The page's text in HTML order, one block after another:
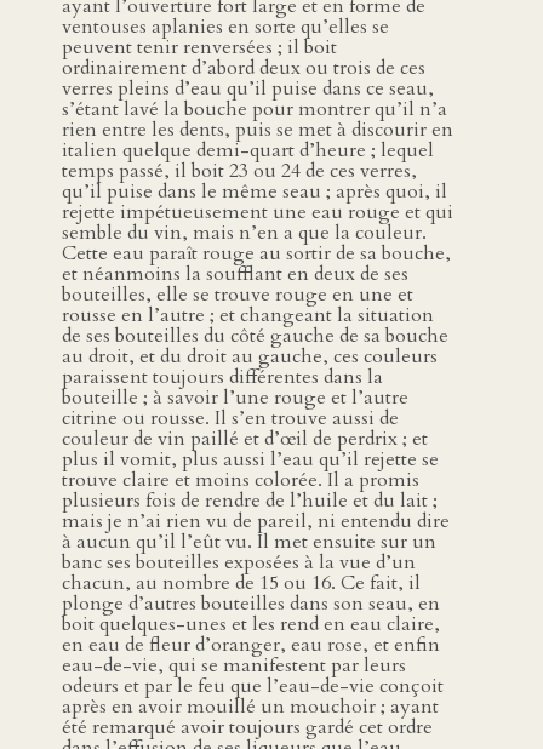
ayant l’ouverture fort large et en forme de
ventouses aplanies en sorte qu’elles se
peuvent tenir renversées ; il boit
ordinairement d’abord deux ou trois de ces
verres pleins d’eau qu’il puise dans ce seau,
s’étant lavé la bouche pour montrer qu’il n’a
rien entre les dents, puis se met à discourir en
italien quelque demi-quart d’heure ; lequel
temps passé, il boit 23 ou 24 de ces verres,
qu’il puise dans le même seau ; après quoi, il
rejette impétueusement une eau rouge et qui
semble du vin, mais n’en a que la couleur.
Cette eau paraît rouge au sortir de sa bouche,
et néanmoins la soufflant en deux de ses
bouteilles, elle se trouve rouge en une et
rousse en l’autre ; et changeant la situation
de ses bouteilles du côté gauche de sa bouche
au droit, et du droit au gauche, ces couleurs
paraissent toujours différentes dans la
bouteille ; à savoir l’une rouge et l’autre
citrine ou rousse. Il s’en trouve aussi de
couleur de vin paillé et d’œil de perdrix ; et
plus il vomit, plus aussi l’eau qu’il rejette se
trouve claire et moins colorée. Il a promis
plusieurs fois de rendre de l’huile et du lait ;
mais je n’ai rien vu de pareil, ni entendu dire
à aucun qu’il l’eût vu. Il met ensuite sur un
banc ses bouteilles exposées à la vue d’un
chacun, au nombre de 15 ou 16. Ce fait, il
plonge d’autres bouteilles dans son seau, en
boit quelques-unes et les rend en eau claire,
en eau de fleur d’oranger, eau rose, et enfin
eau-de-vie, qui se manifestent par leurs
odeurs et par le feu que l’eau-de-vie conçoit
après en avoir mouillé un mouchoir ; ayant
été remarqué avoir toujours gardé cet ordre